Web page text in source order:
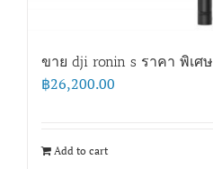
ขาย dji ronin s ราคา พิเศษ
฿26,200.00
Add to cart